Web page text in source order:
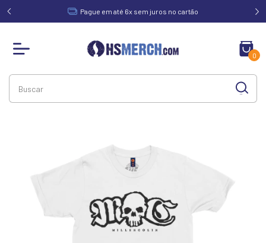
de Pague em até 6x sem juros no cartão
0